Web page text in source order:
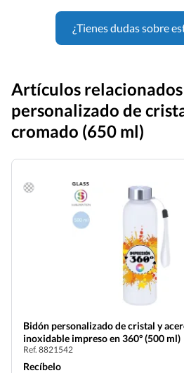
¿Tienes dudas sobre
Artículos
personalizado de
cromado (650 ml)
Bidón personalizado de cristal y
inoxidable impreso en 360º (500 ml)
Ref. 8821542
Recíbelo